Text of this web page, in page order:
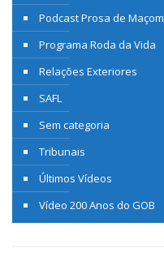
Podcast Prosa de Maçom
Programa Roda da Vida
Relações Exteriores
SAFL
Sem categoria
Tribunais
Últimos Vídeos
Vídeo 200 Anos do GOB